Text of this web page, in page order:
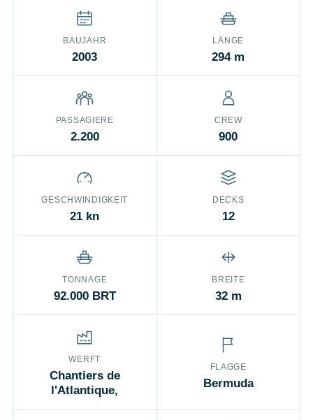
BAUJAHR
2003
LÄNGE
294 m
PASSAGIERE
2.200
CREW
900
GESCHWINDIGKEIT
21 kn
DECKS
12
TONNAGE
92.000 BRT
BREITE
32 m
WERFT
Chantiers de
l'Atlantique,
FLAGGE
Bermuda